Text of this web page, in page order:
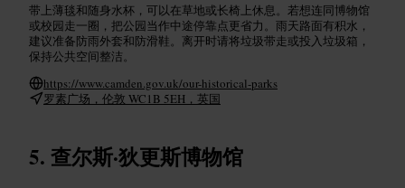
带上薄毯和随身水杯，可以在草地或长椅上休息。若想连同博物馆
或校园走一圈，把公园当作中途停靠点更省力。雨天路面有积水，
建议准备防雨外套和防滑鞋。离开时请将垃圾带走或投入垃圾箱，
保持公共空间整洁。
https://www.camden.gov.uk/our-historical-parks
罗素广场，伦敦 WC1B 5EH，英国
查尔斯·狄更斯博物馆